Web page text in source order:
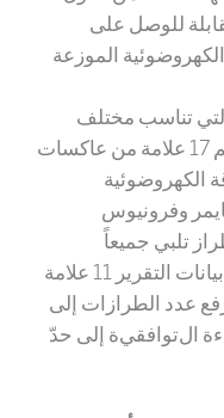
للوصل على
الموزعة
التي تناسب مختلف
الاحتياجات، حيث يتضمن قائمة تضم 17 علامة من عاكسات
الكهروضوئية
وفرونيوس
إضافة إلى أكثر من 100 طراز تلبي جميعاً
احتياجات العمل. كما تشمل قاعدة بيانات التقرير 11 علامة
عدد الطرازات إلى
توافقية إلى حدّ